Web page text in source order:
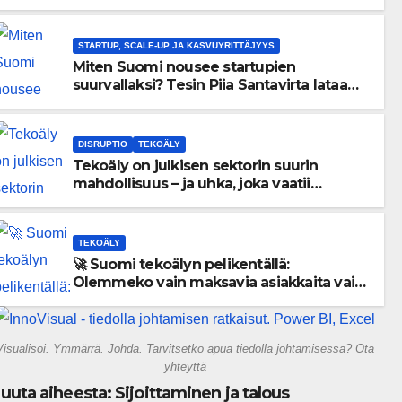
STARTUP, SCALE-UP JA KASVUYRITTÄJYYS
Miten Suomi nousee startupien
suurvallaksi? Tesin Piia Santavirta lataa
DISRUPTIO TEKOÄLY
Tekoäly on julkisen sektorin suurin
mahdollisuus – ja uhka, joka vaatii
TEKOÄLY
🚀 Suomi tekoälyn pelikentällä:
Olemmeko vain maksavia asiakkaita vai
gigatehtaan?
Ymmärrä. Johda. Tarvitsetko apua tiedolla johtamisessa? Ota
yhteyttä
aiheesta: Sijoittaminen ja talous